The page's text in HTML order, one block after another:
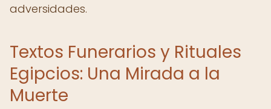
adversidades.
Textos Funerarios y Rituales
Egipcios: Una Mirada a la
Muerte